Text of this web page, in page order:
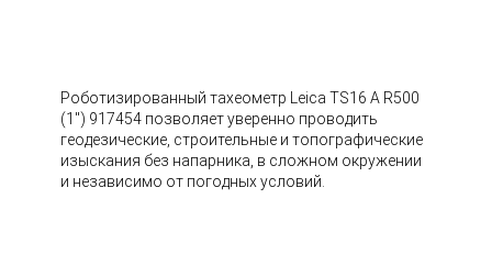
Роботизированный тахеометр Leica TS16 A R500
(1") 917454 позволяет уверенно проводить
геодезические, строительные и топографические
изыскания без напарника, в сложном окружении
и независимо от погодных условий.